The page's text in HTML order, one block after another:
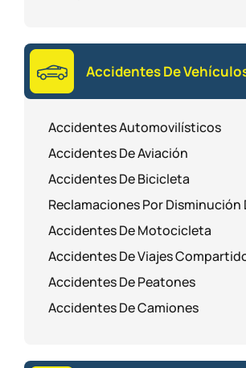
Accidentes De
Accidentes Automovilísticos
Accidentes De Aviación
Accidentes De Bicicleta
Reclamaciones Por Disminución
Accidentes De Motocicleta
Accidentes De Viajes
Accidentes De Peatones
Accidentes De Camiones